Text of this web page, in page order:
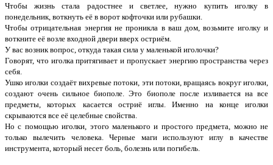
Чтобы жизнь стала радостнее и светлее, нужно купить иголку в
понедельник, воткнуть её в ворот кофточки или рубашки.
Чтобы отрицательная энергия не проникла в ваш дом, возьмите иголку и
воткните её возле входной двери вверх остриём.
У вас возник вопрос, откуда такая сила у маленькой иголочки?
Говорят, что иголка притягивает и пропускает энергию пространства через
себя.
Ушко иголки создаёт вихревые потоки, эти потоки, вращаясь вокруг иголки,
создают очень сильное биополе. Это биополе после изливается на все
предметы, которых касается остриё иглы. Именно на конце иголки
скрываются все её целебные свойства.
Но с помощью иголки, этого маленького и простого предмета, можно не
только вылечить человека. Черные маги используют иглу в качестве
инструмента, который несет боль, болезнь или погибель.